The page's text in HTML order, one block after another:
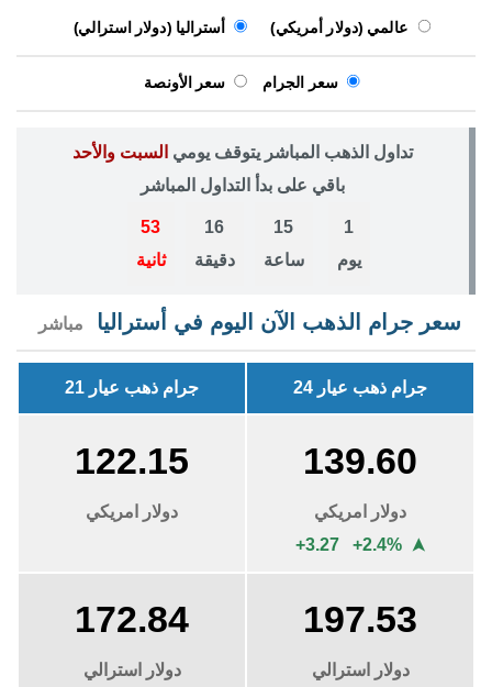
عالمي (دولار أمريكي) أستراليا (دولار استرالي)
سعر الجرام سعر الأونصة
تداول الذهب المباشر يتوقف يومي السبت والأحد
باقي على بدأ التداول المباشر
1
يوم
15
ساعة
16
دقيقة
53
ثانية
سعر جرام الذهب الآن اليوم في أستراليا مباشر
جرام ذهب عيار 24 جرام ذهب عيار 21
139.60
دولار امريكي
+3.27 +2.4%
➤
122.15
دولار امريكي
197.53
دولار استرالي
172.84
دولار استرالي